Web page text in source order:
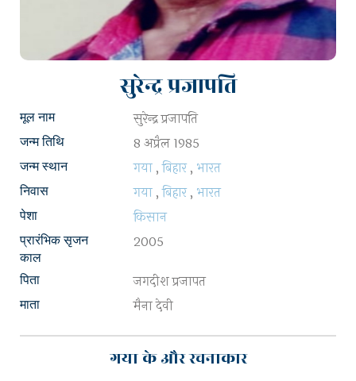
सुरेन्द्र प्रजापति
मूल नाम सुरेन्द्र प्रजापति
जन्म तिथि 8 अप्रैल 1985
जन्म स्थान गया ,बिहार , भारत
निवास गया ,बिहार , भारत
पेशा किसान
प्रारंभिक सृजन
काल
2005
पिता जगदीश प्रजापत
माता मैना देवी
गया के और रचनाकार